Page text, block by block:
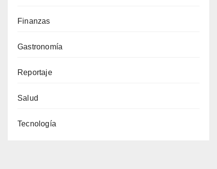
Finanzas
Gastronomía
Reportaje
Salud
Tecnología